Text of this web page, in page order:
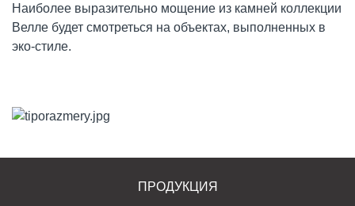
Наиболее выразительно мощение из камней коллекции
Велле будет смотреться на объектах, выполненных в
эко-стиле.
ПРОДУКЦИЯ